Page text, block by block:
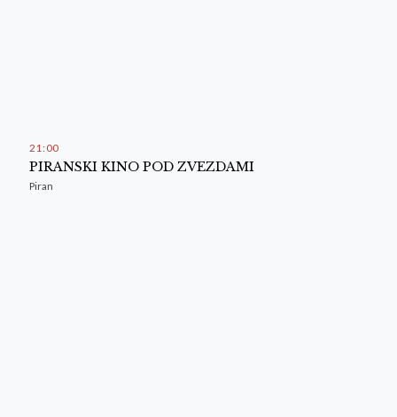
21 00
PIRANSKI KINO POD ZVEZDAMI
Piran